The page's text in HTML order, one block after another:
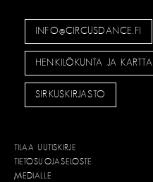
INFO@CIRCUSDANCE.FI
HENKILÖKUNTA JA KARTTA
SIRKUSKIRJASTO
TILAA UUTISKIRJE
TIETOSUOJASELOSTE
MEDIALLE